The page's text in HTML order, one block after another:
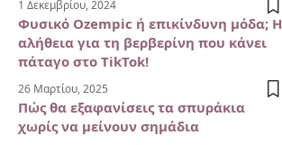
1 Δεκεμβρίου, 2024
Φυσικό Ozempic ή επικίνδυνη μόδα; Η
αλήθεια για τη βερβερίνη που κάνει
πάταγο στο TikTok!
26 Μαρτίου, 2025
Πώς θα εξαφανίσεις τα σπυράκια
χωρίς να μείνουν σημάδια